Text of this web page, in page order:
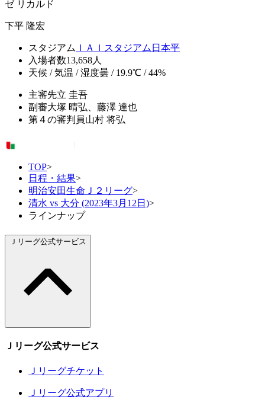
ゼ リカルド
下平 隆宏
スタジアム ＩＡＩスタジアム日本平
入場者数13,658人
天候 / 気温 / 湿度曇 / 19.9℃ / 44%
主審先立 圭吾
副審大塚 晴弘、藤澤 達也
第４の審判員山村 将弘
TOP>
日程・結果>
明治安田生命Ｊ２リーグ>
清水 vs 大分 (2023年3月12日)>
ラインナップ
Ｊリーグ公式サービス
Ｊリーグ公式サービス
Ｊリーグチケット
Ｊリーグ公式アプリ